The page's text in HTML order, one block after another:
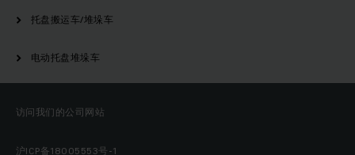
托盘搬运车/堆垛车
电动托盘堆垛车
访问我们的公司网站
沪ICP备18005553号-1